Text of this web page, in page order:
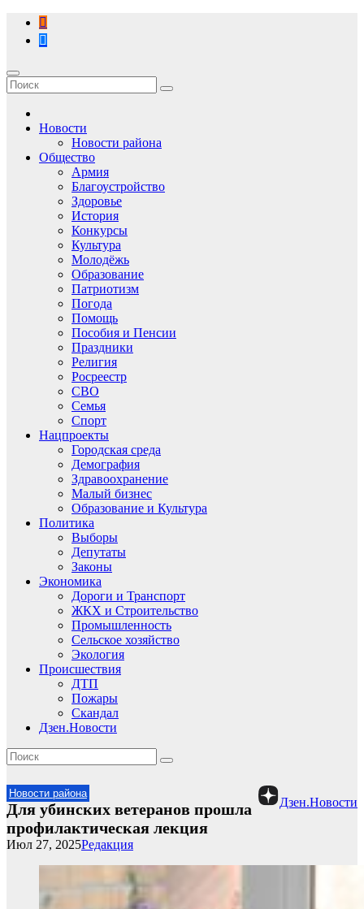
Перейти
содержимому
Новости
Новости района
Общество
Армия
Благоустройство
Здоровье
История
Конкурсы
Культура
Молодёжь
Образование
Патриотизм
Погода
Помощь
Пособия и Пенсии
Праздники
Религия
Росреестр
СВО
Семья
Спорт
Нацпроекты
Городская среда
Демография
Здравоохранение
Малый бизнес
Образование и Культура
Политика
Выборы
Депутаты
Законы
Экономика
Дороги и Транспорт
ЖКХ и Строительство
Промышленность
Сельское хозяйство
Экология
Происшествия
ДТП
Пожары
Скандал
Дзен.Новости
Новости района
Дзен.Новости
Для убинских ветеранов прошла
профилактическая лекция
Редакция
Июл 27, 2025